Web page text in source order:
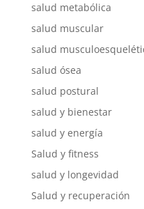
salud metabólica
salud muscular
salud
salud ósea
salud postural
salud y bienestar
salud y energía
Salud y fitness
salud y longevidad
Salud y recuperación